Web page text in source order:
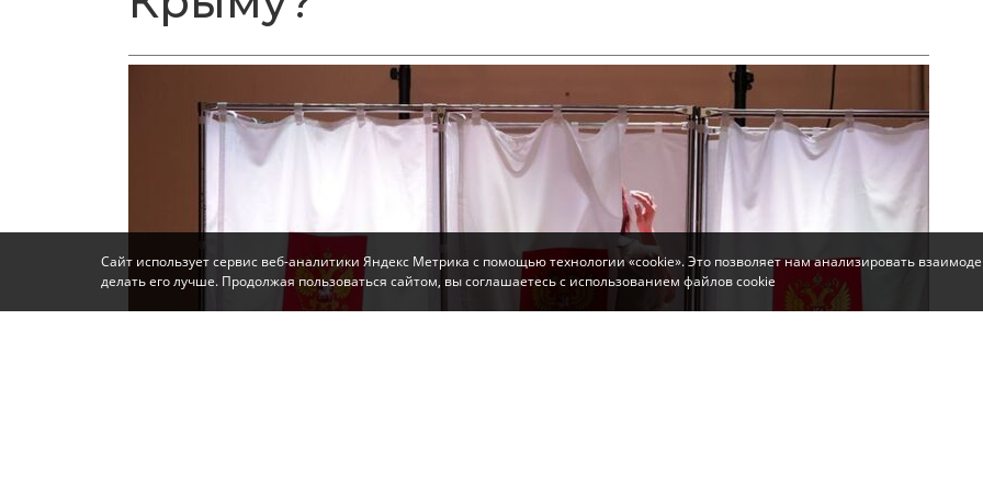
Сайт использует сервис веб-аналитики Яндекс Метрика с помощью технологии «cookie». Это позволяет нам анализировать
делать его лучше. Продолжая пользоваться сайтом, вы соглашаетесь с использованием файлов cookie